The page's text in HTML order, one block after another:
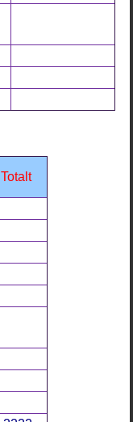
Totalt